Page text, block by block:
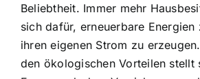
Beliebtheit. Immer mehr
sich dafür, erneuerbare Energien
ihren eigenen Strom zu
den ökologischen Vorteilen stellt